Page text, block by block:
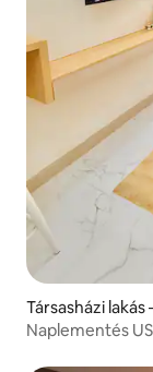
Társasházi lakás
Naplementés